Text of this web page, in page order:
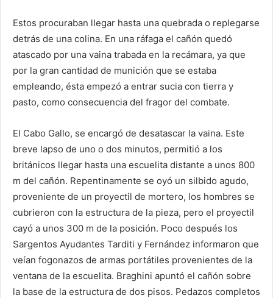
Estos procuraban llegar hasta una quebrada o replegarse
detrás de una colina. En una ráfaga el cañón quedó
atascado por una vaina trabada en la recámara, ya que
por la gran cantidad de munición que se estaba
empleando, ésta empezó a entrar sucia con tierra y
pasto, como consecuencia del fragor del combate.
El Cabo Gallo, se encargó de desatascar la vaina. Este
breve lapso de uno o dos minutos, permitió a los
británicos llegar hasta una escuelita distante a unos 800
m del cañón. Repentinamente se oyó un silbido agudo,
proveniente de un proyectil de mortero, los hombres se
cubrieron con la estructura de la pieza, pero el proyectil
cayó a unos 300 m de la posición. Poco después los
Sargentos Ayudantes Tarditi y Fernández informaron que
veían fogonazos de armas portátiles provenientes de la
ventana de la escuelita. Braghini apuntó el cañón sobre
la base de la estructura de dos pisos. Pedazos completos